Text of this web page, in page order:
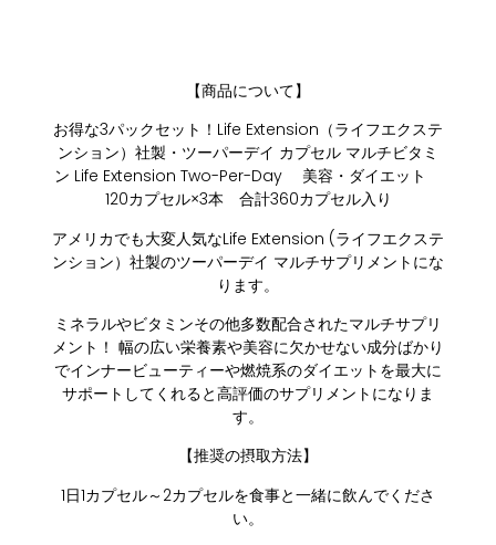
【商品について】
お得な3パックセット！Life Extension（ライフエクステ
ンション）社製・ツーパーデイ カプセル マルチビタミ
ン Life Extension Two-Per-Day 美容・ダイエット
120カプセル×3本 合計360カプセル入り
アメリカでも大変人気なLife Extension (ライフエクステ
ンション）社製のツーパーデイ マルチサプリメントにな
ります。
ミネラルやビタミンその他多数配合されたマルチサプリ
メント！ 幅の広い栄養素や美容に欠かせない成分ばかり
でインナービューティーや燃焼系のダイエットを最大に
サポートしてくれると高評価のサプリメントになりま
す。
【推奨の摂取方法】
1日1カプセル～2カプセルを食事と一緒に飲んでくださ
い。